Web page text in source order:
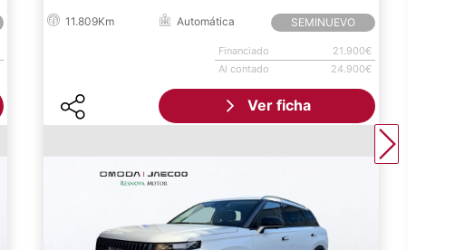
11.809Km Automática SEMINUEVO
Financiado
21.900€
Al contado
24.900€
Ver ficha